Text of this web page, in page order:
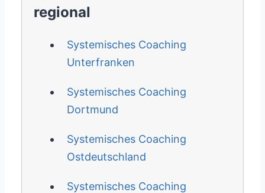
regional
Systemisches Coaching
Unterfranken
Systemisches Coaching
Dortmund
Systemisches Coaching
Ostdeutschland
Systemisches Coaching